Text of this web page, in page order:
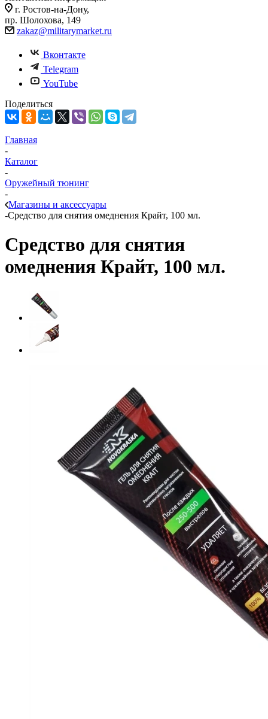
г. Ростов-на-Дону,
пр. Шолохова, 149
zakaz@militarymarket.ru
Вконтакте
Telegram
YouTube
Поделиться
Главная
-
Каталог
-
Оружейный тюнинг
-
Магазины и аксессуары
-Средство для снятия омеднения Крайт, 100 мл.
Средство для снятия
омеднения Крайт, 100 мл.